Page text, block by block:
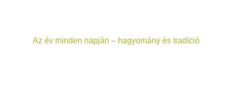
Az év minden napján – hagyomány és tradíció